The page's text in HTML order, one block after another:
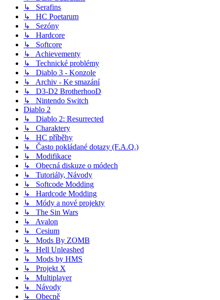
↳ Serafins
↳ HC Poetarum
↳ Sezóny
↳ Hardcore
↳ Softcore
↳ Achievementy
↳ Technické problémy
↳ Diablo 3 - Konzole
↳ Archiv - Ke smazání
↳ D3-D2 BrotherhooD
↳ Nintendo Switch
Diablo 2
↳ Diablo 2: Resurrected
↳ Charaktery
↳ HC příběhy
↳ Často pokládané dotazy (F.A.Q.)
↳ Modifikace
↳ Obecná diskuze o módech
↳ Tutoriály, Návody
↳ Softcode Modding
↳ Hardcode Modding
↳ Módy a nové projekty
↳ The Sin Wars
↳ Avalon
↳ Cesium
↳ Mods By ZOMB
↳ Hell Unleashed
↳ Mods by HMS
↳ Projekt X
↳ Multiplayer
↳ Návody
↳ Obecně